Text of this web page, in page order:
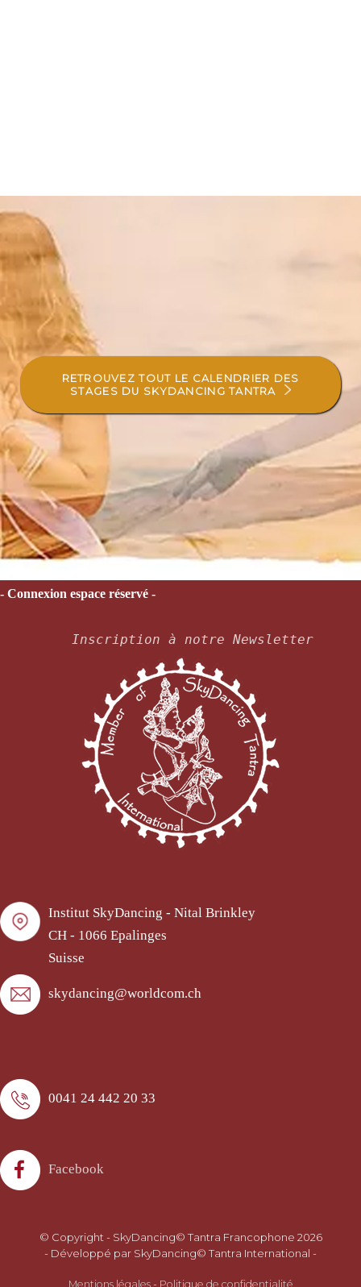
RETROUVEZ TOUT LE CALENDRIER DES
STAGES DU SKYDANCING TANTRA
- Connexion espace réservé -
Inscription à notre Newsletter
Institut SkyDancing - Nital Brinkley
CH - 1066 Epalinges
Suisse
skydancing@worldcom.ch
0041 24 442 20 33
Facebook
© Copyright - SkyDancing© Tantra Francophone 2026
- Développé par SkyDancing© Tantra International -
Mentions légales- Politique de confidentialité